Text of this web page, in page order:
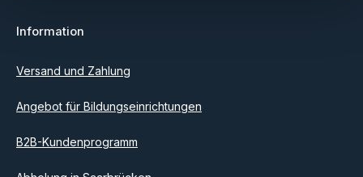
Ich habe dieDatenschutzbestimmungen
einverstanden.
Information
Versand und Zahlung
Angebot für Bildungseinrichtungen
B2B-Kundenprogramm